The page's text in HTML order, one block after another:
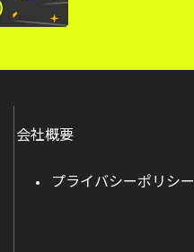
会社概要
プライバシーポリシー